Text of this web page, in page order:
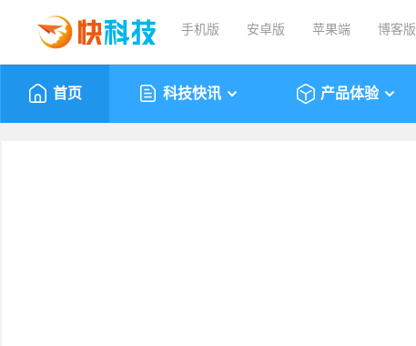
手机版 安卓版 苹果端 博客版
首页 科技快讯 产品体验